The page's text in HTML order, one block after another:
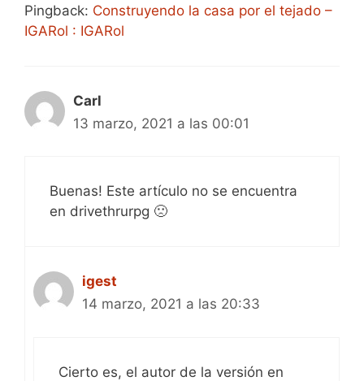
Pingback: Construyendo la casa por el tejado –
IGARol : IGARol
Carl
13 marzo, 2021 a las 00:01
Buenas! Este artículo no se encuentra
en drivethrurpg 🙁
igest
14 marzo, 2021 a las 20:33
Cierto es, el autor de la versión en